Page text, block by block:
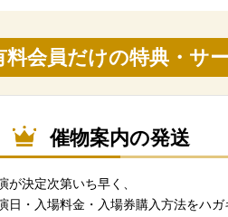
料会員だけの特典・サ
催物案内の発送
が決定次第いち早く、
日・入場料金・入場券購入方法をハガ